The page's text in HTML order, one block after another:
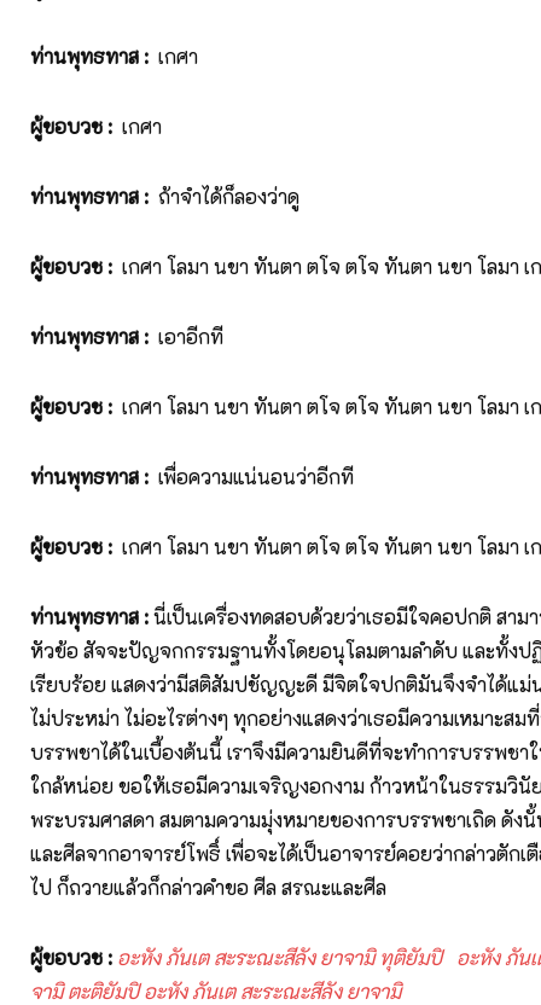
ท่านพุทธทาส : เกศา
ผู้ขอบวช : เกศา
ท่านพุทธทาส : ถ้าจำได้ก็ลองว่าดู
ผู้ขอบวช : เกศา โลมา นขา ทันตา ตโจ ตโจ ทันตา นขา โลมา เ
ท่านพุทธทาส : เอาอีกที
ผู้ขอบวช : เกศา โลมา นขา ทันตา ตโจ ตโจ ทันตา นขา โลมา เ
ท่านพุทธทาส : เพื่อความแน่นอนว่าอีกที
ผู้ขอบวช : เกศา โลมา นขา ทันตา ตโจ ตโจ ทันตา นขา โลมา เ
ท่านพุทธทาส :นี่เป็นเครื่องทดสอบด้วยว่าเธอมีใจคอปกติ สาม
หัวข้อ สัจจะปัญจกกรรมฐานทั้งโดยอนุโลมตามลำดับ และทั้งป
เรียบร้อย แสดงว่ามีสติสัมปชัญญะดี มีจิตใจปกติมันจึงจำได้แม่น
ไม่ประหม่า ไม่อะไรต่างๆ ทุกอย่างแสดงว่าเธอมีความเหมาะสม
บรรพชาได้ในเบื้องต้นนี้ เราจึงมีความยินดีที่จะทำการบรรพชาใ
ใกล้หน่อย ขอให้เธอมีความเจริญงอกงาม ก้าวหน้าในธรรมวินั
พระบรมศาสดา สมตามความมุ่งหมายของการบรรพชาเถิด ดัง
และศีลจากอาจารย์โพธิ์ เพื่อจะได้เป็นอาจารย์คอยว่ากล่าวตัก
ไป ก็ถวายแล้วก็กล่าวคำขอ ศีล สรณะและศีล
ผู้ขอบวช : อะหัง ภันเต สะระณะสีลัง ยาจามิ ทุติยัมปิ อะหัง ภัน
จามิ ตะติยัมปิ อะหัง ภันเต สะระณะสีลัง ยาจามิ